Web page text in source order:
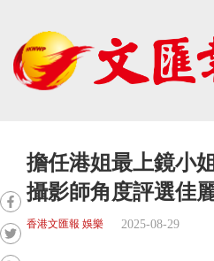
擔任港姐最上鏡小
攝影師角度評選佳
香港文匯報 娛樂 2025-08-29